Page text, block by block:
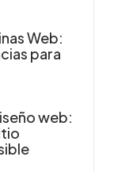
Web:
para
web: